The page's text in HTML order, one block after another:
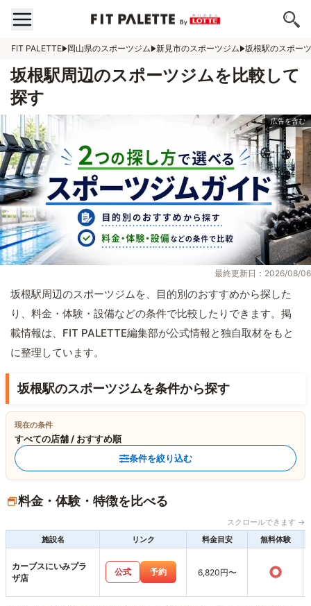
FIT PALETTE 岡山県のスポーツジム 新見市のスポーツジム 坂根駅のスポー
坂根駅周辺のスポーツジムを比較して
探す
最終更新日：2026/08/06
坂根駅周辺のスポーツジムを、目的別のおすすめから探した
り、料金・体験・設備などの条件で比較したりできます。掲
載情報は、FIT PALETTE編集部が公式情報と独自取材をもと
に整理しています。
坂根駅のスポーツジムを条件から探す
現在の条件
すべての店舗 / おすすめ順
条件を絞り込む
料金・体験・特徴を比べる
スクロールできます →
施設名
リンク 料金目安 無料体験
カーブスにいみプラ
ザ店
公式 予約 6,820円〜 ○